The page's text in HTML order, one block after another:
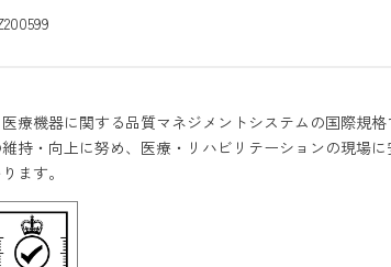
療機器に関する品質マネジメントシステムの国際規
持・向上に努め、医療・リハビリテーションの現場
ます。